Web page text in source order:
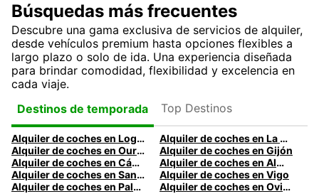
Búsquedas más frecuentes
Descubre una gama exclusiva de servicios de alquiler,
desde vehículos premium hasta opciones flexibles a
largo plazo o solo de ida. Una experiencia diseñada
para brindar comodidad, flexibilidad y excelencia en
cada viaje.
Destinos de temporada
Top Destinos
Alquiler de coches en Logroño
Alquiler de coches en La Coruña
Alquiler de coches en Ourense
Alquiler de coches en Gijón
Alquiler de coches en Cádiz
Alquiler de coches en Almería
Alquiler de coches en Santander
Alquiler de coches en Vigo
Alquiler de coches en Palma
Alquiler de coches en Oviedo